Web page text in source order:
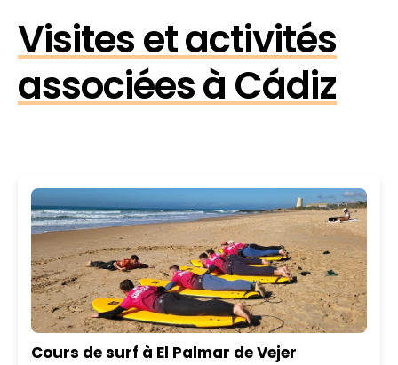
Visites et activités
associées à Cádiz
Cours de surf à El Palmar de Vejer